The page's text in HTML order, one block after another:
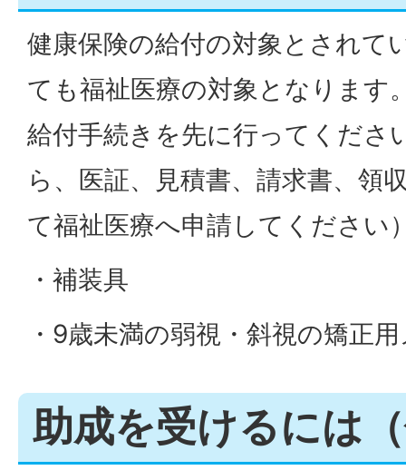
健康保険の給付の対象とされて
ても福祉医療の対象となります
給付手続きを先に行ってくださ
ら、医証、見積書、請求書、領
て福祉医療へ申請してください
・補装具
・9歳未満の弱視・斜視の矯正
助成を受けるには